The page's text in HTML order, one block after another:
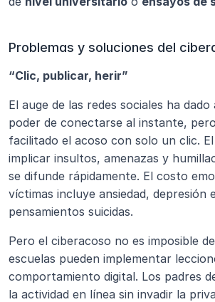
Problemas y soluciones del
“Clic, publicar, herir”
El auge de las redes sociales ha
poder de conectarse al instante,
facilitado el acoso con solo un clic.
implicar insultos, amenazas y
se difunde rápidamente. El costo
víctimas incluye ansiedad, depresión
pensamientos suicidas.
Pero el ciberacoso no es imposible
escuelas pueden implementar
comportamiento digital. Los padres
la actividad en línea sin invadir la